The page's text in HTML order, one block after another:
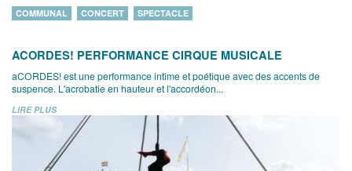
COMMUNAL CONCERT SPECTACLE
ACORDES! PERFORMANCE CIRQUE MUSICALE
aCORDES! est une performance intime et poétique avec des accents de
suspence. L'acrobatie en hauteur et l'accordéon...
LIRE PLUS